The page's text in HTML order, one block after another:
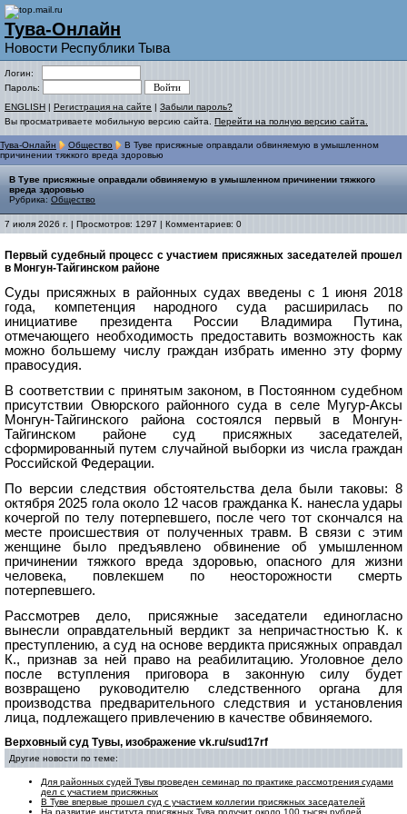
Тува-Онлайн
Новости Республики Тыва
Логин:
Пароль:
ENGLISH | Регистрация на сайте | Забыли пароль?
Вы просматриваете мобильную версию сайта. Перейти на полную версию сайта.
Тува-Онлайн Общество
В Туве присяжные оправдали обвиняемую в умышленном
причинении тяжкого вреда здоровью
В Туве присяжные оправдали обвиняемую в умышленном причинении тяжкого
вреда здоровью
Рубрика: Общество
7 июля 2026 г. | Просмотров: 1297 | Комментариев: 0
Первый судебный процесс с участием присяжных заседателей прошел
в Монгун-Тайгинском районе
Суды присяжных в районных судах введены с 1 июня 2018
года, компетенция народного суда расширилась по
инициативе президента России Владимира Путина,
отмечающего необходимость предоставить возможность как
можно большему числу граждан избрать именно эту форму
правосудия.
В соответствии с принятым законом, в Постоянном судебном
присутствии Овюрского районного суда в селе Мугур-Аксы
Монгун-Тайгинского района состоялся первый в Монгун-
Тайгинском районе суд присяжных заседателей,
сформированный путем случайной выборки из числа граждан
Российской Федерации.
По версии следствия обстоятельства дела были таковы: 8
октября 2025 гола около 12 часов гражданка К. нанесла удары
кочергой по телу потерпевшего, после чего тот скончался на
месте происшествия от полученных травм. В связи с этим
женщине было предъявлено обвинение об умышленном
причинении тяжкого вреда здоровью, опасного для жизни
человека, повлекшем по неосторожности смерть
потерпевшего.
Рассмотрев дело, присяжные заседатели единогласно
вынесли оправдательный вердикт за непричастностью К. к
преступлению, а суд на основе вердикта присяжных оправдал
К., признав за ней право на реабилитацию. Уголовное дело
после вступления приговора в законную силу будет
возвращено руководителю следственного органа для
производства предварительного следствия и установления
лица, подлежащего привлечению в качестве обвиняемого.
Верховный суд Тувы, изображение vk.ru/sud17rf
Другие новости по теме:
Для районных судей Тувы проведен семинар по практике рассмотрения судами
дел с участием присяжных
В Туве впервые прошел суд с участием коллегии присяжных заседателей